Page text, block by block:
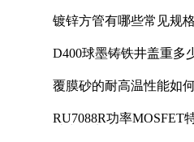
镀锌方管有哪些常见规
D400球墨铸铁井盖重多
覆膜砂的耐高温性能如
RU7088R功率MOSFET